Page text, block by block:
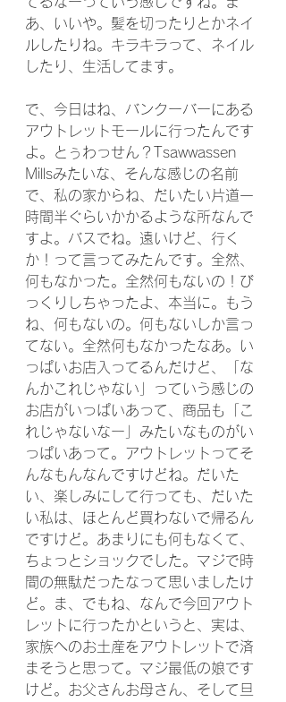
あ、いいや。髪を切ったりとかネイ
ルしたりね。キラキラって、ネイル
したり、生活してます。
で、今日はね、バンクーバーにある
アウトレットモールに行ったんです
よ。とぅわっせん？Tsawwassen
Millsみたいな、そんな感じの名前
で、私の家からね、だいたい片道一
時間半ぐらいかかるような所なんで
すよ。バスでね。遠いけど、行く
か！って言ってみたんです。全然、
何もなかった。全然何もないの！び
っくりしちゃったよ、本当に。もう
ね、何もないの。何もないしか言っ
てない。全然何もなかったなあ。い
っぱいお店入ってるんだけど、「な
んかこれじゃない」っていう感じの
お店がいっぱいあって、商品も「こ
れじゃないなー」みたいなものがい
っぱいあって。アウトレットってそ
んなもんなんですけどね。だいた
い、楽しみにして行っても、だいた
い私は、ほとんど買わないで帰るん
ですけど。あまりにも何もなくて、
ちょっとショックでした。マジで時
間の無駄だったなって思いましたけ
ど。ま、でもね、なんで今回アウト
レットに行ったかというと、実は、
家族へのお土産をアウトレットで済
まそうと思って。マジ最低の娘です
けど。お父さんお母さん、そして旦